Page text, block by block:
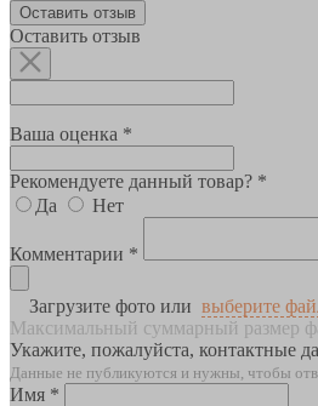
Оставить отзыв
Оставить отзыв
Ваша оценка *
Рекомендуете данный товар? *
Да
Нет
Комментарии *
Загрузите фото или выберите
Максимальный суммарный размер
Укажите, пожалуйста, контактные
Данные не публикуются и нужны, чтобы
Имя *